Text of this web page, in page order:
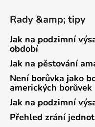
Rady &amp; tipy
Jak na podzimní
období
Jak na pěstování
Není borůvka jako
amerických borůvek
Jak na podzimní
Přehled zrání